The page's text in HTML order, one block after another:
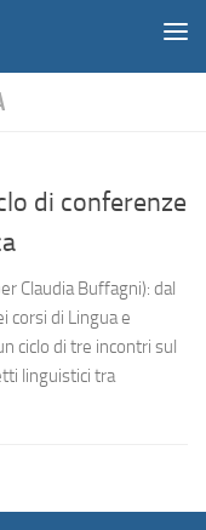
di conferenze
Claudia Buffagni): dal
corsi di Lingua e
ciclo di tre incontri sul
linguistici tra